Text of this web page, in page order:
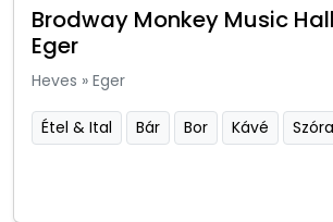
Brodway Monkey Music
Eger
Heves » Eger
Étel & Ital Bár Bor Kávé